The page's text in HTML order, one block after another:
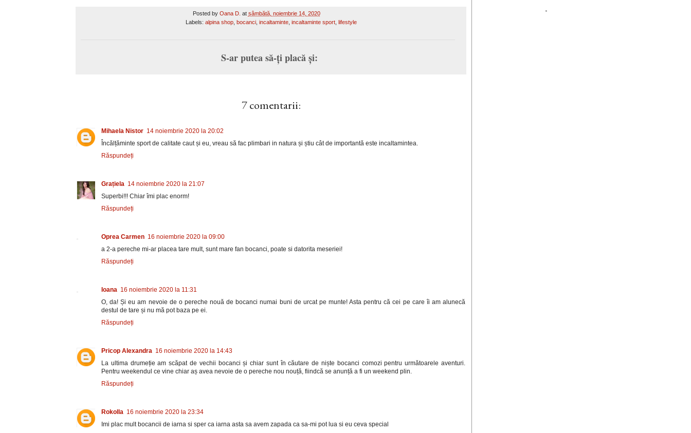
Posted by Oana D. at sâmbătă, noiembrie 14, 2020
Labels: alpina shop, bocanci, incaltaminte, incaltaminte sport, lifestyle
S-ar putea să-ți placă și:
7 comentarii:
Mihaela Nistor 14 noiembrie 2020 la 20:02
Încălțăminte sport de calitate caut și eu, vreau să fac plimbari in natura și știu cât de importantă este incaltamintea.
Răspundeți
Grațiela 14 noiembrie 2020 la 21:07
Superbi!!! Chiar îmi plac enorm!
Răspundeți
Oprea Carmen 16 noiembrie 2020 la 09:00
a 2-a pereche mi-ar placea tare mult, sunt mare fan bocanci, poate si datorita meseriei!
Răspundeți
Ioana 16 noiembrie 2020 la 11:31
O, da! Și eu am nevoie de o pereche nouă de bocanci numai buni de urcat pe munte! Asta pentru că cei pe care îi am alunecă
destul de tare și nu mă pot baza pe ei.
Răspundeți
Pricop Alexandra 16 noiembrie 2020 la 14:43
La ultima drumeție am scăpat de vechii bocanci și chiar sunt în căutare de niște bocanci comozi pentru următoarele aventuri.
Pentru weekendul ce vine chiar aș avea nevoie de o pereche nou nouță, fiindcă se anunță a fi un weekend plin.
Răspundeți
Rokolla 16 noiembrie 2020 la 23:34
Imi plac mult bocancii de iarna si sper ca iarna asta sa avem zapada ca sa-mi pot lua si eu ceva special
.